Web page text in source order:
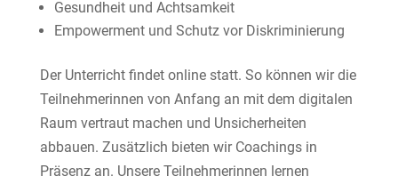
Gesundheit und Achtsamkeit
Empowerment und Schutz vor Diskriminierung
Der Unterricht findet online statt. So können wir die
Teilnehmerinnen von Anfang an mit dem digitalen
Raum vertraut machen und Unsicherheiten
abbauen. Zusätzlich bieten wir Coachings in
Präsenz an. Unsere Teilnehmerinnen lernen